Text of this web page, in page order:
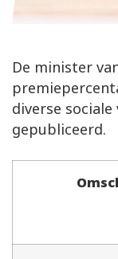
De minister
diverse
gepubliceerd.